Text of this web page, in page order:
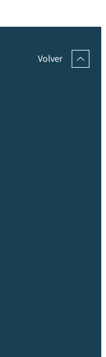
Volver